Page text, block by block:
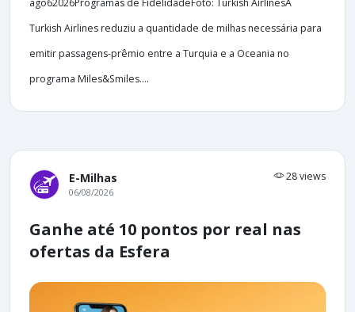
ago62026Programas de FidelidadeFoto: Turkish AirlinesA
Turkish Airlines reduziu a quantidade de milhas necessária para
emitir passagens-prêmio entre a Turquia e a Oceania no
programa Miles&Smiles....
E-Milhas 28 views
06/08/2026
Ganhe até 10 pontos por real nas
ofertas da Esfera